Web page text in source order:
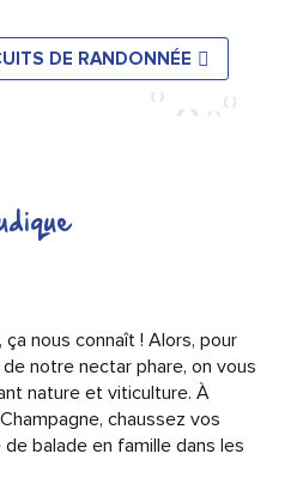
DE RANDONNÉE
nous connaît ! Alors, pour
notre nectar phare, on vous
nature et viticulture. À
chaussez vos
balade en famille dans les